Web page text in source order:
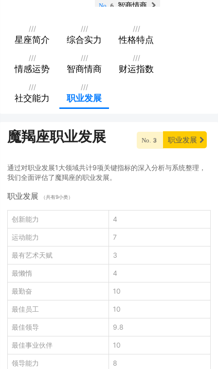
No.6 智商情商
No.12社交能力
职业发展
///
星座简介
///
综合实力
///
性格特点
///
情感运势
///
智商情商
///
财运指数
///
社交能力
///
职业发展
魔羯座职业发展 No.3 职业发展
通过对职业发展1大领域共计9项关键指标的深入分析与系统整理，
我们全面评估了魔羯座的职业发展。
职业发展 （共有9小类）
创新能力 4
运动能力 7
最有艺术天赋 3
最懒惰 4
最勤奋 10
最佳员工 10
最佳领导 9.8
最佳事业伙伴 10
领导能力 8